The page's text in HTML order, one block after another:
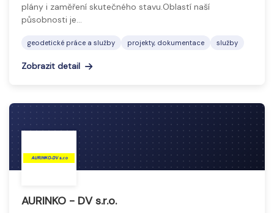
plány i zaměření skutečného stavu.Oblastí naší
působnosti je…
geodetické práce a služby projekty, dokumentace služby
Zobrazit detail
AURINKO - DV s.r.o.